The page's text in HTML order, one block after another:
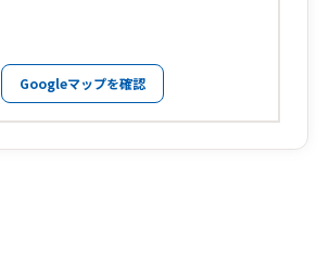
Googleマップを確認